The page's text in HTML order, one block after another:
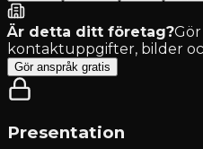
Är detta ditt företag?
kontaktuppgifter, bilder
Gör anspråk gratis
Presentation